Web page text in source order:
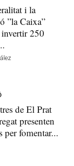
i la
”la Caixa”
250
de El Prat
presenten
per fomentar...